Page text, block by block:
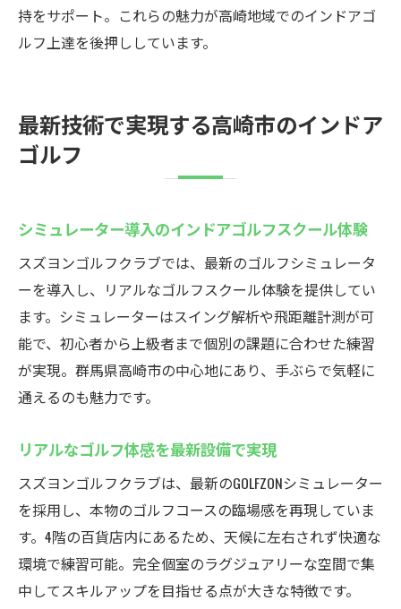
初心者でも安心のシミュレーター活用術
高崎市で手軽に楽しむインドアゴルフのポイン
イント
レンタルクラブで始める気軽なゴルフ体験
お仕事帰りに利用できる利便性を解説
初心者が安心して通えるサポート体制
スズヨンゴルフクラブの魅力を徹底解説
インドアゴルフスクール利用者の口コミ紹
介
スズヨンならではのラグジュアリー空間体
手ぶらで通える利便性と快適さの秘密
最新設備と上質なサービスの魅力とは
インドアゴルフスクールで叶う上達の近道
高崎市で選ばれる理由と今後の展望
持をサポート。これらの魅力が高崎地域でのインドアゴ
ルフ上達を後押ししています。
最新技術で実現する高崎市のインドア
ゴルフ
シミュレーター導入のインドアゴルフスクール体験
スズヨンゴルフクラブでは、最新のゴルフシミュレータ
ーを導入し、リアルなゴルフスクール体験を提供してい
ます。シミュレーターはスイング解析や飛距離計測が可
能で、初心者から上級者まで個別の課題に合わせた練習
が実現。群馬県高崎市の中心地にあり、手ぶらで気軽に
通えるのも魅力です。
リアルなゴルフ体感を最新設備で実現
スズヨンゴルフクラブは、最新のGOLFZONシミュレーター
を採用し、本物のゴルフコースの臨場感を再現していま
す。4階の百貨店内にあるため、天候に左右されず快適な
環境で練習可能。完全個室のラグジュアリーな空間で集
中してスキルアップを目指せる点が大きな特徴です。